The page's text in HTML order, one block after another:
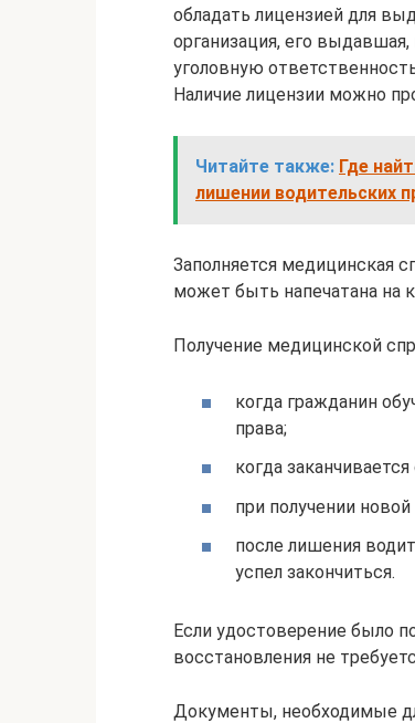
обладать лицензией для
организация, его
уголовную
Наличие лицензии можно
Читайте также: Где
лишении водительских
Заполняется медицинская
может быть напечатана на
Получение медицинской
когда гражданин
права;
когда
при получении
после лишения
успел закончиться.
Если удостоверение было
восстановления не
Документы, необходимые